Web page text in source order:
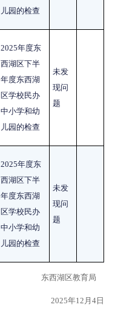
儿园的检查
2025年度东
西湖区下半
年度东西湖
区学校民办
中小学和幼
儿园的检查
未发
现问
题
2025年度东
西湖区下半
年度东西湖
区学校民办
中小学和幼
儿园的检查
未发
现问
题
东西湖区教育局
2025年12月4日